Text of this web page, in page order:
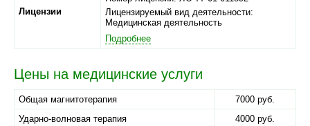
Лицензии
Лицензируемый вид деятельности:
Медицинская деятельность
Подробнее
Цены на медицинские услуги
Общая магнитотерапия
7000 руб.
Ударно-волновая терапия
4000 руб.